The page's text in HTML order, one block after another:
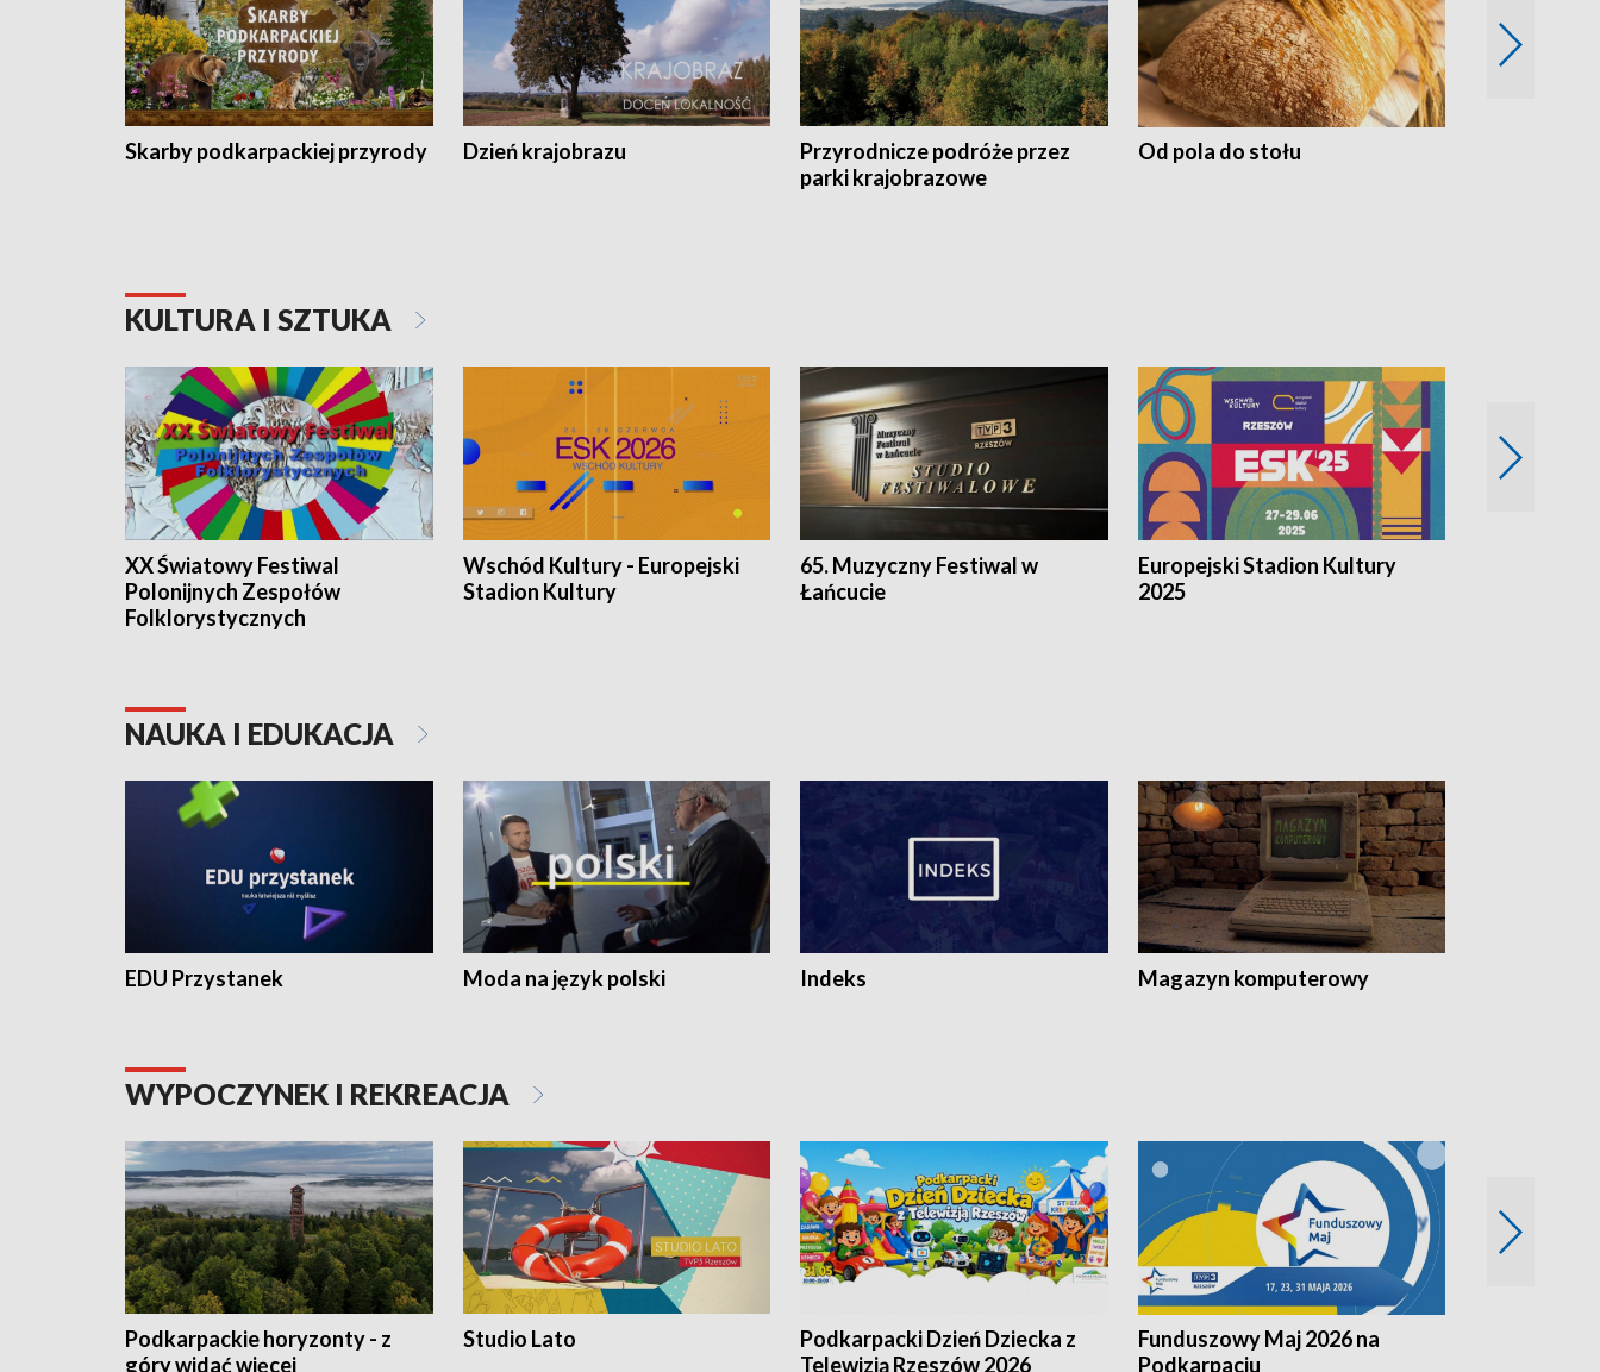
Skarby podkarpackiej przyrody Dzień krajobrazu
Przyrodnicze podróże przez
parki krajobrazowe
Od pola do stołu
KULTURA I SZTUKA
XX Światowy Festiwal
Polonijnych Zespołów
Folklorystycznych
Wschód Kultury - Europejski
Stadion Kultury
65. Muzyczny Festiwal w
Łańcucie
Europejski Stadion Kultury
2025
NAUKA I EDUKACJA
EDU Przystanek Moda na język polski Indeks Magazyn komputerowy
WYPOCZYNEK I REKREACJA
Podkarpackie horyzonty - z
góry widać więcej
Studio Lato
Podkarpacki Dzień Dziecka z
Telewizją Rzeszów 2026
Funduszowy Maj 2026 na
Podkarpaciu